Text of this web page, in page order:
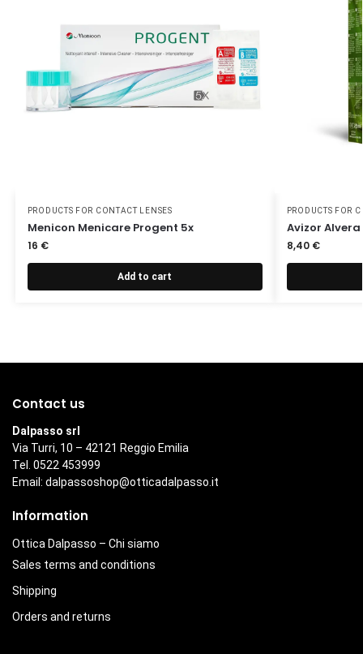
PRODUCTS FOR CONTACT LENSES
Menicon Menicare Progent 5x
16 €
Add to cart
PRODUCTS FOR
Avizor Alvera
8,40 €
Contact us
Dalpasso srl
Via Turri, 10 – 42121 Reggio Emilia
Tel. 0522 453999
Email: dalpassoshop@otticadalpasso.it
Information
Ottica Dalpasso – Chi siamo
Sales terms and conditions
Shipping
Orders and returns